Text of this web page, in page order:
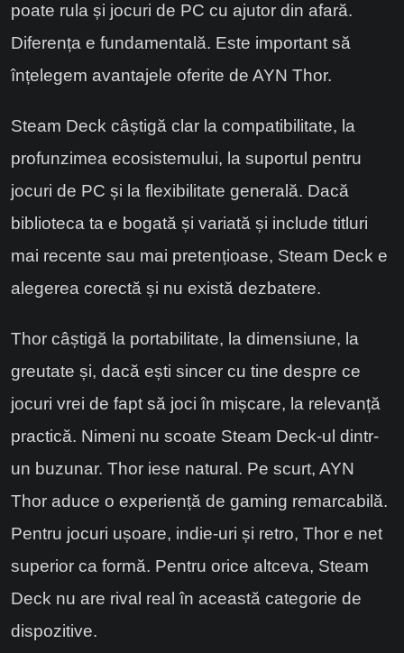
poate rula și jocuri de PC cu ajutor din afară.
Diferența e fundamentală. Este important să
înțelegem avantajele oferite de AYN Thor.
Steam Deck câștigă clar la compatibilitate, la
profunzimea ecosistemului, la suportul pentru
jocuri de PC și la flexibilitate generală. Dacă
biblioteca ta e bogată și variată și include titluri
mai recente sau mai pretențioase, Steam Deck e
alegerea corectă și nu există dezbatere.
Thor câștigă la portabilitate, la dimensiune, la
greutate și, dacă ești sincer cu tine despre ce
jocuri vrei de fapt să joci în mișcare, la relevanță
practică. Nimeni nu scoate Steam Deck-ul dintr-
un buzunar. Thor iese natural. Pe scurt, AYN
Thor aduce o experiență de gaming remarcabilă.
Pentru jocuri ușoare, indie-uri și retro, Thor e net
superior ca formă. Pentru orice altceva, Steam
Deck nu are rival real în această categorie de
dispozitive.